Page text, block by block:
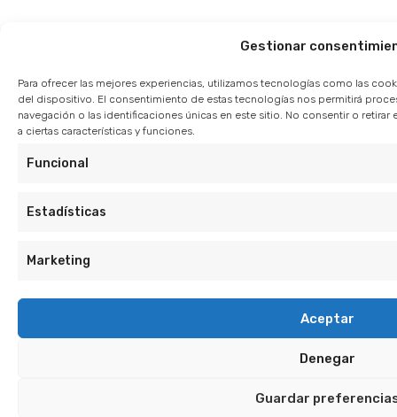
Gestionar
Para ofrecer las mejores experiencias, utilizamos tecnologías como las
del dispositivo. El consentimiento de estas tecnologías nos permitirá
navegación o las identificaciones únicas en este sitio. No consentir o
a ciertas características y funciones.
Funcional
Estadísticas
Marketing
Aceptar
Denegar
Guardar